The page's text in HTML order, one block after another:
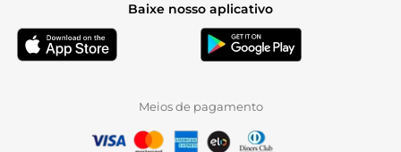
Baixe nosso aplicativo
Meios de pagamento